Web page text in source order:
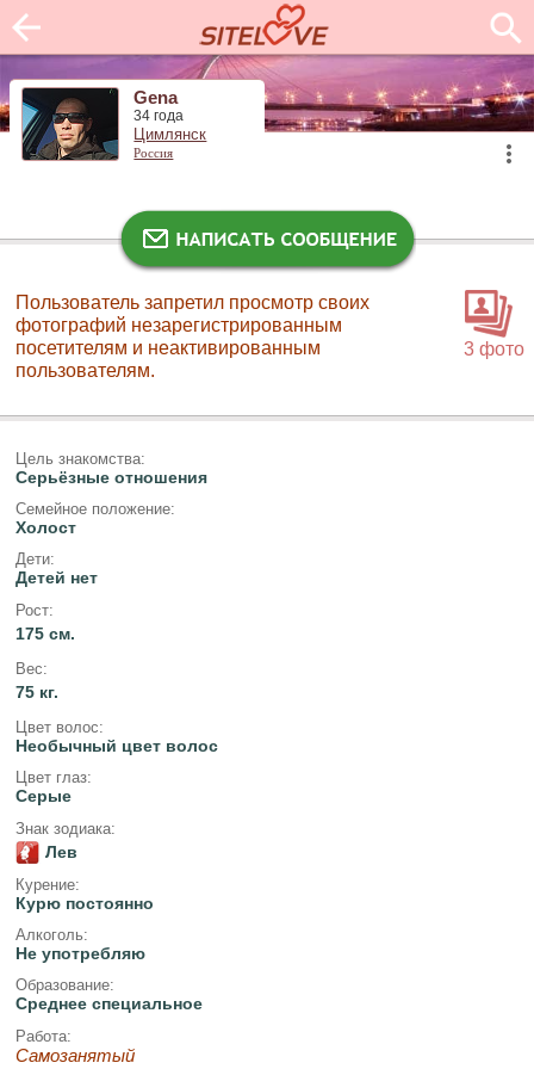
Gena
34 года
Цимлянск
Россия
3 фото
Пользователь запретил просмотр своих
фотографий незарегистрированным
посетителям и неактивированным
пользователям.
Цель знакомства:
Серьёзные отношения
Семейное положение:
Холост
Дети:
Детей нет
Рост:
175 см.
Вес:
75 кг.
Цвет волос:
Необычный цвет волос
Цвет глаз:
Серые
Знак зодиака:
Лев
Курение:
Курю постоянно
Алкоголь:
Не употребляю
Образование:
Среднее специальное
Работа:
Самозанятый